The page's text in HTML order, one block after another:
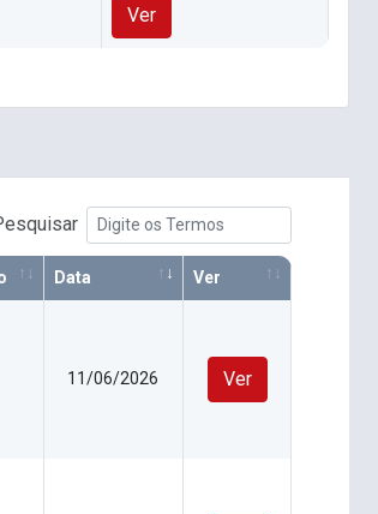
Ver
Data Ver
11/06/2026 Ver